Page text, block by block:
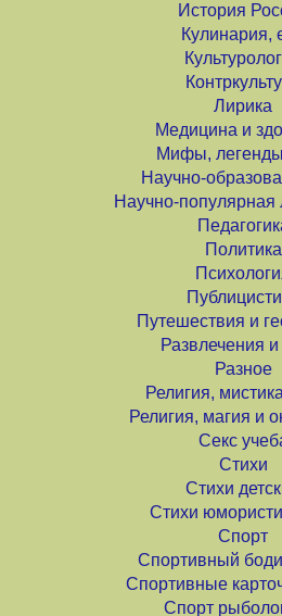
История
Кулинария,
Лирика
Медицина и
Мифы,
Научно-
Научно-популярная
Политика
Путешествия и
Развлечения и
Разное
Религия,
Религия, магия и
Секс
Стихи
Стихи
Стихи
Спорт
Спортивный
Спортивные
Спорт